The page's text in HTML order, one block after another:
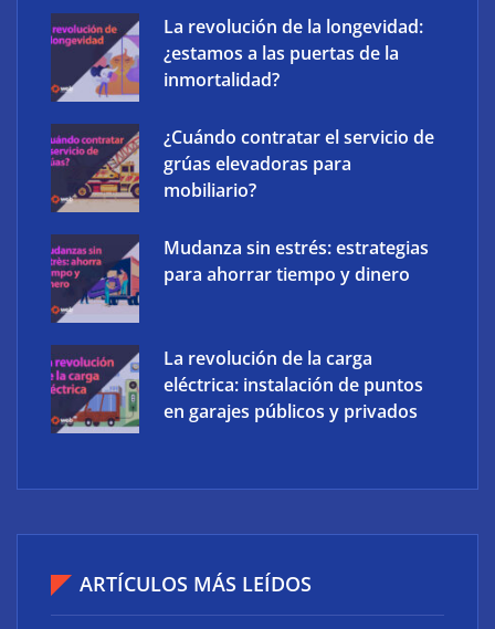
profesionales de la arquitectura
La revolución de la longevidad:
¿estamos a las puertas de la
inmortalidad?
¿Cuándo contratar el servicio de
grúas elevadoras para
mobiliario?
Mudanza sin estrés: estrategias
para ahorrar tiempo y dinero
La revolución de la carga
eléctrica: instalación de puntos
en garajes públicos y privados
ARTÍCULOS MÁS LEÍDOS